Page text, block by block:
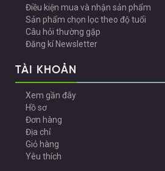
Điều kiện mua và nhận sản phẩm
Sản phẩm chọn lọc theo độ tuổi
Câu hỏi thường gặp
Đăng kí Newsletter
TÀI KHOẢN
Xem gần đây
Hồ sơ
Đơn hàng
Địa chỉ
Giỏ hàng
Yêu thích